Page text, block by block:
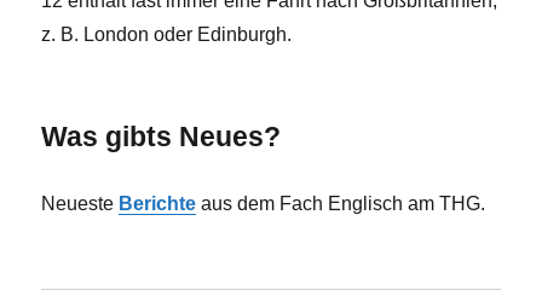
z. B. London oder Edinburgh.
Was gibts Neues?
Neueste Berichte aus dem Fach Englisch am THG.